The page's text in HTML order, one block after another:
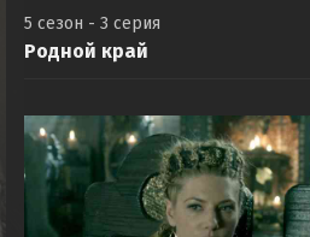
5 сезон - 3 серия
Родной край